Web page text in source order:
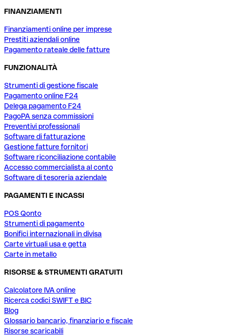
FINANZIAMENTI
Finanziamenti online per imprese
Prestiti aziendali online
Pagamento rateale delle fatture
FUNZIONALITÀ
Strumenti di gestione fiscale
Pagamento online F24
Delega pagamento F24
PagoPA senza commissioni
Preventivi professionali
Software di fatturazione
Gestione fatture fornitori
Software riconciliazione contabile
Accesso commercialista al conto
Software di tesoreria aziendale
PAGAMENTI E INCASSI
POS Qonto
Strumenti di pagamento
Bonifici internazionali in divisa
Carte virtuali usa e getta
Carte in metallo
RISORSE & STRUMENTI GRATUITI
Calcolatore IVA online
Ricerca codici SWIFT e BIC
Blog
Glossario bancario, finanziario e fiscale
Risorse scaricabili